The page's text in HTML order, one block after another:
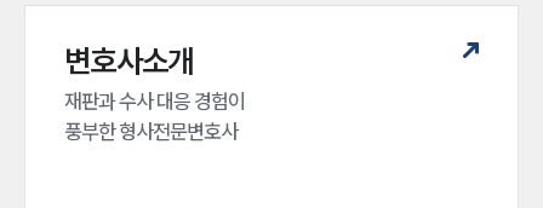
변호사소개
재판과 수사 대응 경험이
풍부한 형사전문변호사